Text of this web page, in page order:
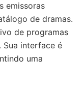
emissoras
de dramas.
de programas
Sua interface é
uma